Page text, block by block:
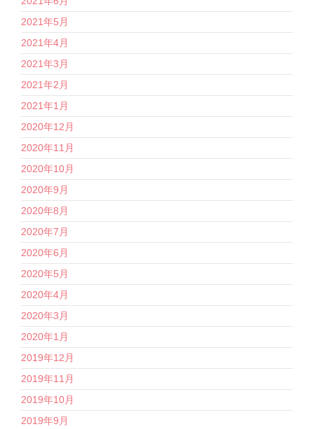
2021年5月
2021年4月
2021年3月
2021年2月
2021年1月
2020年12月
2020年11月
2020年10月
2020年9月
2020年8月
2020年7月
2020年6月
2020年5月
2020年4月
2020年3月
2020年1月
2019年12月
2019年11月
2019年10月
2019年9月